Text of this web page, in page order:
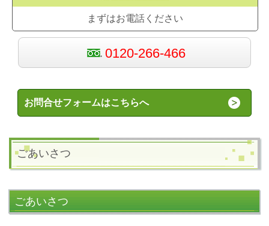
まずはお電話ください
0120-266-466
お問合せフォームはこちらへ
ごあいさつ
ごあいさつ